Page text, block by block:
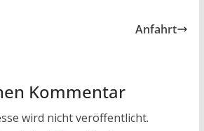
Anfahrt
Kommentar
wird nicht veröffentlicht.